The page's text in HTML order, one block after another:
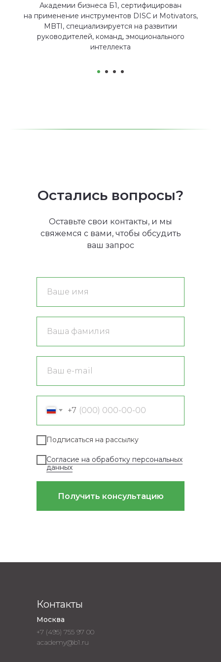
Академии бизнеса Б1, сертифицирован
на применение инструментов DISC и Motivators,
MBTI, специализируется на развитии
руководителей, команд, эмоционального
интеллекта
Остались вопросы?
Оставьте свои контакты, и мы
свяжемся с вами, чтобы обсудить
ваш запрос
+7
Подписаться на рассылку
Согласие на обработку персональных
данных
Получить консультацию
+7 (495) 755 97 00
academy@b1.ru
Контакты
Москва